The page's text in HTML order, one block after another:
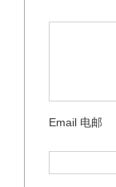
Email 电邮